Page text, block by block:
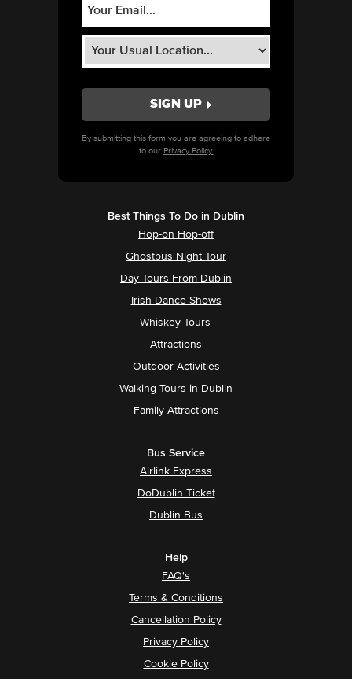
By submitting this form you are agreeing to adhere
to our Privacy Policy.
Best Things To Do in Dublin
Hop-on Hop-off
Ghostbus Night Tour
Day Tours From Dublin
Irish Dance Shows
Whiskey Tours
Attractions
Outdoor Activities
Walking Tours in Dublin
Family Attractions
Bus Service
Airlink Express
DoDublin Ticket
Dublin Bus
Help
FAQ's
Terms & Conditions
Cancellation Policy
Privacy Policy
Cookie Policy